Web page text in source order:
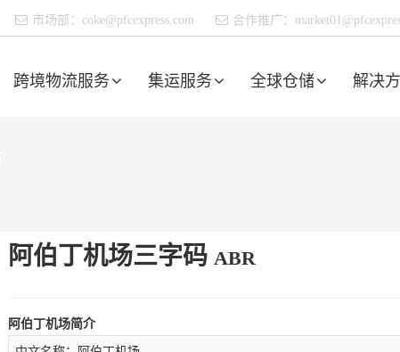
市场部： coke@pfcexpress.com 合作推广：
跨境物流服务 集运服务 全球仓储 解决
阿伯丁机场三字码 ABR
阿伯丁机场简介